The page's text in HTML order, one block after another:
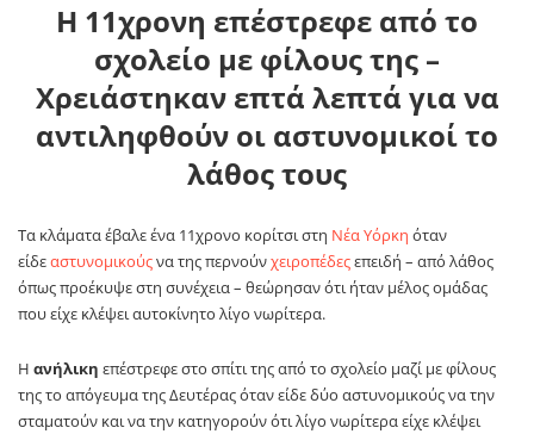
Η 11χρονη επέστρεφε από το
σχολείο με φίλους της –
Χρειάστηκαν επτά λεπτά για να
αντιληφθούν οι αστυνομικοί το
λάθος τους
Τα κλάματα έβαλε ένα 11χρονο κορίτσι στη Νέα Υόρκη όταν
είδεαστυνομικούςνα της περνούνχειροπέδεςεπειδή – από λάθος
όπως προέκυψε στη συνέχεια – θεώρησαν ότι ήταν μέλος ομάδας
που είχε κλέψει αυτοκίνητο λίγο νωρίτερα.
Η ανήλικη επέστρεφε στο σπίτι της από το σχολείο μαζί με φίλους
της το απόγευμα της Δευτέρας όταν είδε δύο αστυνομικούς να την
σταματούν και να την κατηγορούν ότι λίγο νωρίτερα είχε κλέψει